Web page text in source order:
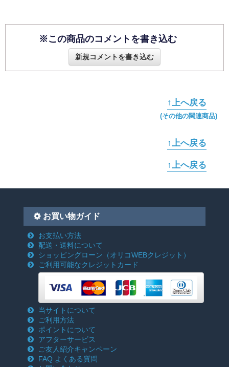
※この商品のコメントを書き込む
新規コメントを書き込む
↑上へ戻る
(その他の関連商品)
↑上へ戻る
↑上へ戻る
お買い物ガイド
お支払い方法
配送・送料について
ショッピングローン （オリコWEBクレジット）
ご利用可能なクレジットカード
当サイトについて
ご利用方法
ポイントについて
アフターサービス
ご友人紹介キャンペーン
FAQ よくある質問